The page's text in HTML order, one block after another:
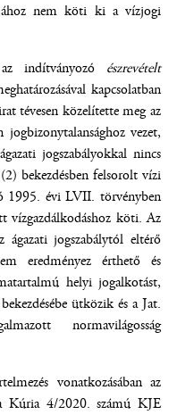
nem köti ki a vízjogi
indítványozó észrevételt
kapcsolatban
tévesen közelítette meg az
jogbizonytalansághoz vezet,
jogszabályokkal nincs
bekezdésben felsorolt vízi
1995. évi LVII. törvényben
vízgazdálkodáshoz köti. Az
jogszabálytól eltérő
eredményez érthető és
helyi jogalkotást,
ütközik és a Jat.
normavilágosság
vonatkozásában az
Kúria 4/2020. számú KJE